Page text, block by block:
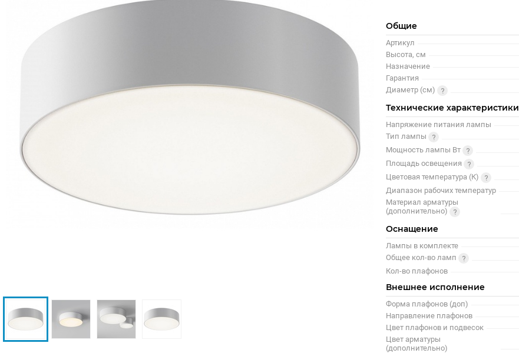
Общие
Артикул
Высота, см
Назначение
Гарантия
Диаметр (см)
Технические характеристики
Напряжение питания лампы
Тип лампы
Мощность лампы Вт
Площадь освещения
Цветовая температура (К)
Диапазон рабочих температур
Материал арматуры
(дополнительно)
Оснащение
Лампы в комплекте
Общее кол-во ламп
Кол-во плафонов
Внешнее исполнение
Форма плафонов (доп)
Направление плафонов
Цвет плафонов и подвесок
Цвет арматуры
(дополнительно)